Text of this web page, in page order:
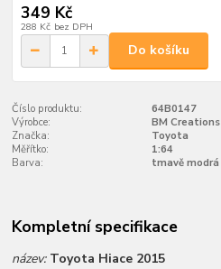
349 Kč
288 Kč bez DPH
Do košíku
Číslo produktu:
64B0147
Výrobce:
BM Creations
Značka:
Toyota
Měřítko:
1:64
Barva:
tmavě modrá
Kompletní specifikace
název: Toyota Hiace 2015